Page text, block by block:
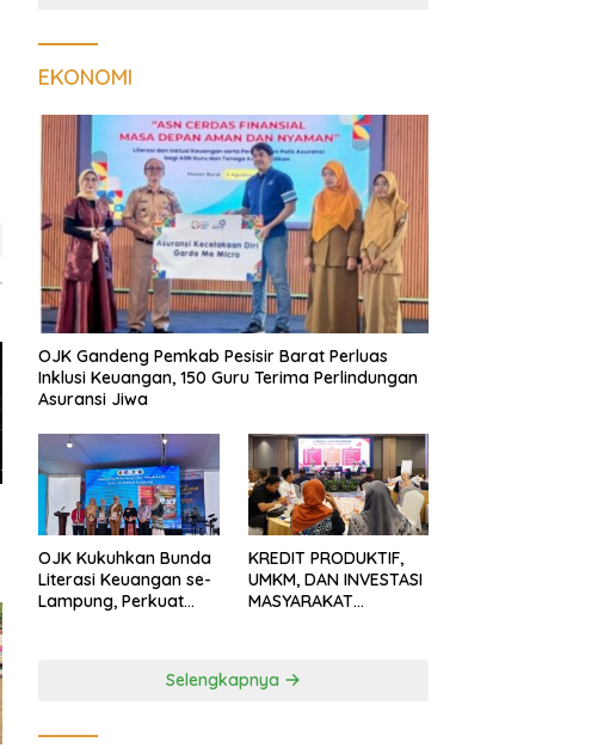
EKONOMI
OJK Gandeng Pemkab Pesisir Barat Perluas
Inklusi Keuangan, 150 Guru Terima Perlindungan
Asuransi Jiwa
OJK Kukuhkan Bunda
Literasi Keuangan se-
Lampung, Perkuat
KREDIT PRODUKTIF,
UMKM, DAN INVESTASI
MASYARAKAT
Selengkapnya